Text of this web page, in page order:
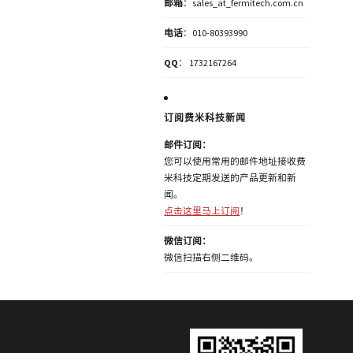
邮箱：sales_at_fermitech.com.cn
电话：010-80393990
QQ ： 1732167264
订阅费米科技新闻
邮件订阅：
您可以使用常用的邮件地址接收费
米科技定期发送的产品更新和新
闻。
点击这里马上订阅 ！
微信订阅：
微信扫描右侧二维码。